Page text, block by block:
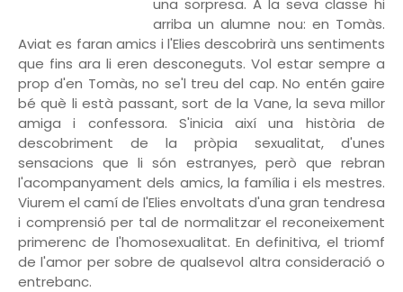
una sorpresa. A la seva classe hi
arriba un alumne nou: en Tomàs.
Aviat es faran amics i l'Elies descobrirà uns sentiments
que fins ara li eren desconeguts. Vol estar sempre a
prop d'en Tomàs, no se'l treu del cap. No entén gaire
bé què li està passant, sort de la Vane, la seva millor
amiga i confessora. S'inicia així una història de
descobriment de la pròpia sexualitat, d'unes
sensacions que li són estranyes, però que rebran
l'acompanyament dels amics, la família i els mestres.
Viurem el camí de l'Elies envoltats d'una gran tendresa
i comprensió per tal de normalitzar el reconeixement
primerenc de l'homosexualitat. En definitiva, el triomf
de l'amor per sobre de qualsevol altra consideració o
entrebanc.